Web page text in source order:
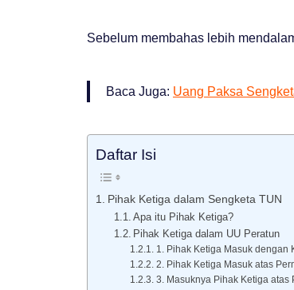
Sebelum membahas lebih
Baca Juga: Uang Paksa
Daftar Isi
Pihak Ketiga dalam Sengketa TUN
Apa itu Pihak Ketiga?
Pihak Ketiga dalam UU Peratun
1. Pihak Ketiga Masuk dengan
2. Pihak Ketiga Masuk atas
3. Masuknya Pihak Ketiga atas